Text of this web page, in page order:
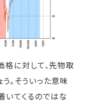
格に対して、先物取
。そういった意味
いてくるのではな